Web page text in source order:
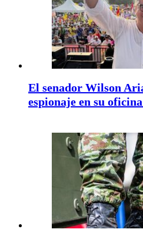
El senador Wilson
espionaje en su